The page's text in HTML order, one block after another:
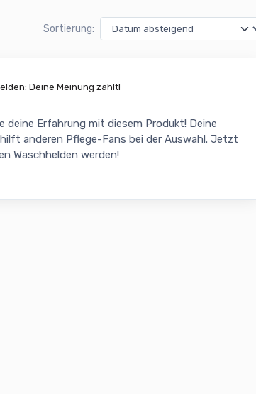
Sortierung:
Deine Meinung zählt!
deine Erfahrung mit diesem Produkt! Deine
anderen Pflege-Fans bei der Auswahl. Jetzt
Waschhelden werden!